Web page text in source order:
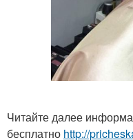
Читайте далее
бесплатно http://